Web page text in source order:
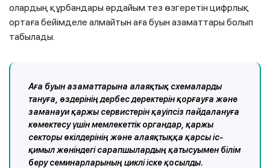
олардың құрбандары әрдайым тез өзгеретін цифрлық
ортаға бейімделе алмайтын аға буын азаматтары болып
табылады.
Аға буын азаматтарына алаяқтық схемаларды
тануға, өздерінің дербес деректерін қорғауға және
заманауи қаржы сервистерін қауіпсіз пайдалануға
көмектесу үшін мемлекеттік органдар, қаржы
секторы өкілдерінің және алаяқтыққа қарсы іс-
қимыл жөніндегі сарапшылардың қатысуымен білім
беру семинарларының циклі іске қосылды.